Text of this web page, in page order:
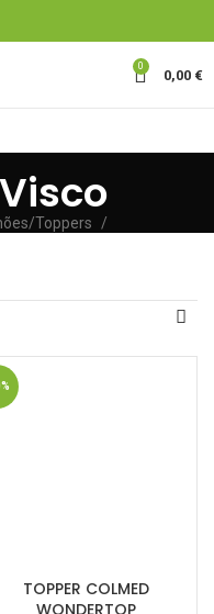
0
0,00 €
Toppers
TOPPER COLMED
WONDERTOP